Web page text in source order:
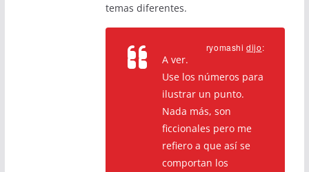
temas diferentes.
ryomashidijo:
A ver.
Use los números para
ilustrar un punto.
Nada más, son
ficcionales pero me
refiero a que así se
comportan los